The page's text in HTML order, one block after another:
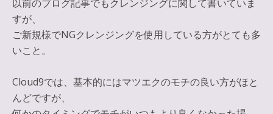
以前のブログ記事でもクレンジングに関して書いていま
すが、
ご新規様でNGクレンジングを使用している方がとても多
いこと。
Cloud9では、基本的にはマツエクのモチの良い方がほと
んどですが、